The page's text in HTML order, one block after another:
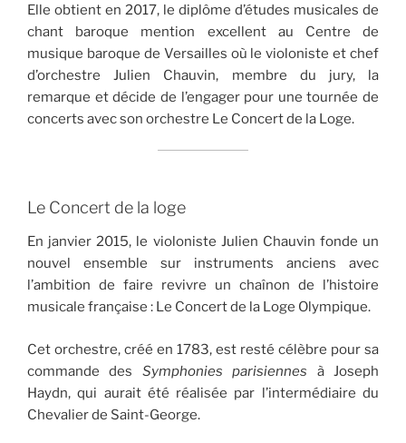
Elle obtient en 2017, le diplôme d’études musicales de
chant baroque mention excellent au Centre de
musique baroque de Versailles où le violoniste et chef
d’orchestre Julien Chauvin, membre du jury, la
remarque et décide de l’engager pour une tournée de
concerts avec son orchestre Le Concert de la Loge.
Le Concert de la loge
En janvier 2015, le violoniste Julien Chauvin fonde un
nouvel ensemble sur instruments anciens avec
l’ambition de faire revivre un chaînon de l’histoire
musicale française : Le Concert de la Loge Olympique.
Cet orchestre, créé en 1783, est resté célèbre pour sa
commande des Symphonies parisiennes à Joseph
Haydn, qui aurait été réalisée par l’inter­médiaire du
Chevalier de Saint-George.